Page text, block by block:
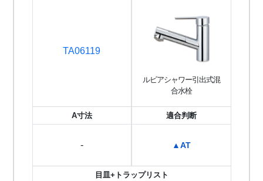
TA06119
ルビアシャワー引出式混
合水栓
A寸法
-
適合判断
▲AT
目皿+トラップリスト